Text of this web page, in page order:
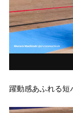
躍動感あふれる短